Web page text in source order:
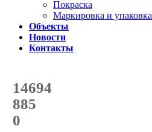
Покраска
Маркировка и упаковка
Объекты
Новости
Контакты
14694
с начала года
885
с начала месяца
0